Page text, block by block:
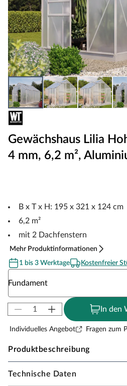
Gewächshaus Lilia
4 mm, 6,2 m²,
B x T x H: 195 x 321 x 124 cm
6,2 m²
mit 2 Dachfenstern
Mehr Produktinformationen
1 bis 3 Werktage
Kostenfreier
Fundament
In den
Individuelles Angebot Fragen zum
Produktbeschreibung
WOODTEX Gewächshaus
Technische Daten